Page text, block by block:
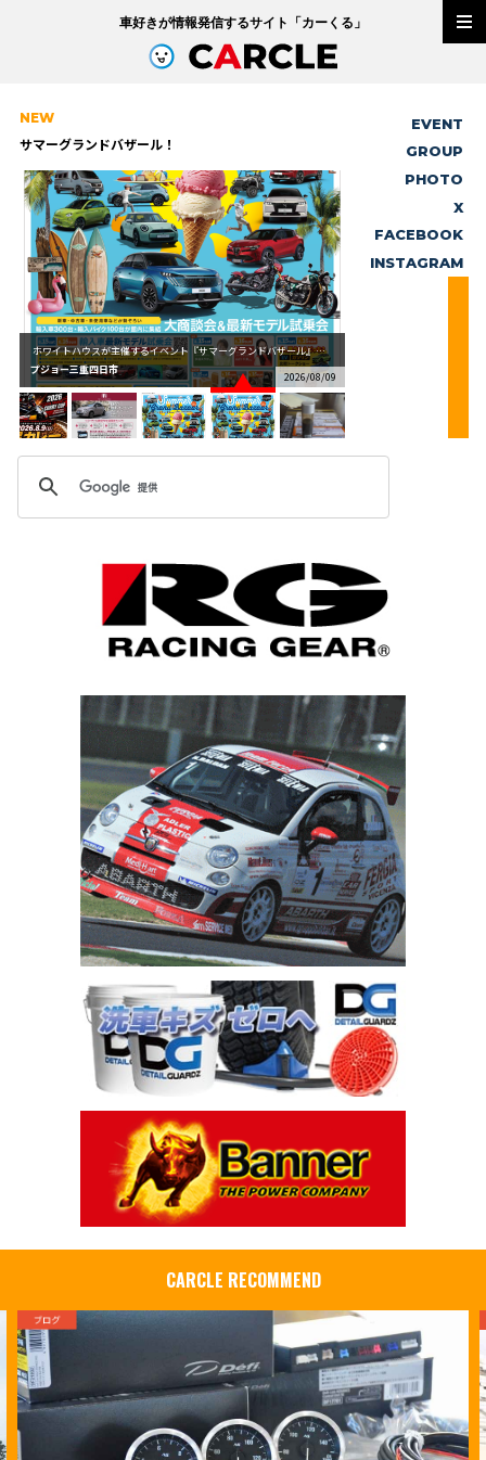
車好きが情報発信するサイト「カーくる 」
NEW
サマーグランドバザール！
ホワイトハウスが主催するイベント『サマーグランドバザール』をオートプラネットにて開催いたします！日...
プジョー三重四日市
2026/08/09
EVENT
GROUP
PHOTO
X
FACEBOOK
INSTAGRAM
CARCLE RECOMMEND
ブログ